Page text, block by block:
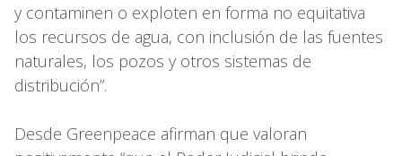
y contaminen o exploten en forma no equitativa
los recursos de agua, con inclusión de las fuentes
naturales, los pozos y otros sistemas de
distribución”.
Desde Greenpeace afirman que valoran